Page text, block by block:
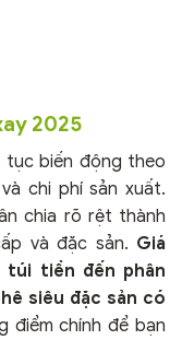
2025
tục biến động theo
chi phí sản xuất.
chia rõ rệt thành
và đặc sản. Giá
tiền đến phân
siêu đặc sản có
điểm chính để bạn